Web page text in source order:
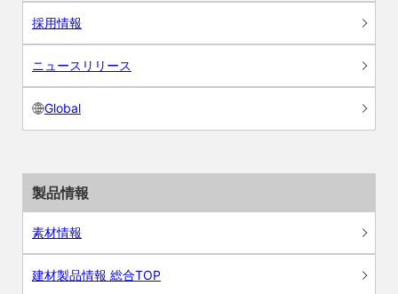
採用情報
ニュースリリース
Global
製品情報
素材情報
建材製品情報 総合TOP